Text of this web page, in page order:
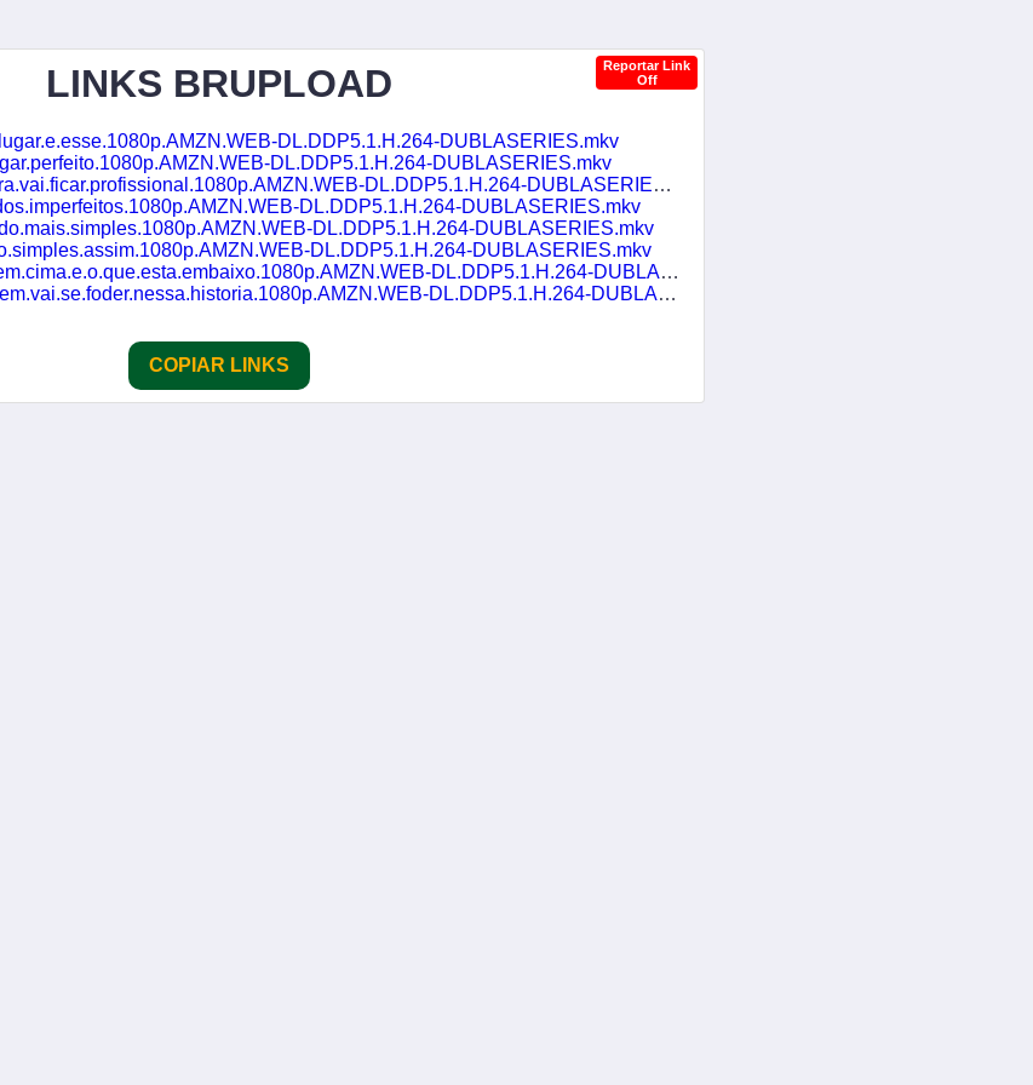
LINKS BRUPLOAD
Reportar Link
Off
DL.DDP5.1.H.264-DUBLASERIES.mkv
DL.DDP5.1.H.264-DUBLASERIES.mkv
DL.DDP5.1.H.264-DUBLASERIES.mkv
DL.DDP5.1.H.264-DUBLASERIES.mkv
DL.DDP5.1.H.264-DUBLASERIES.mkv
DL.DDP5.1.H.264-DUBLASERIES.mkv
DL.DDP5.1.H.264-DUBLASERIES.mkv
DL.DDP5.1.H.264-DUBLASERIES.mkv
COPIAR LINKS